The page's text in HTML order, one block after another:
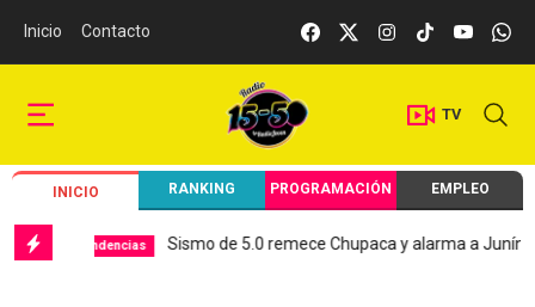
Inicio Contacto
TV
INICIO RANKING PROGRAMACIÓN EMPLEO
Sismo de 5.0 remece Chupaca y alarma a Junín Local